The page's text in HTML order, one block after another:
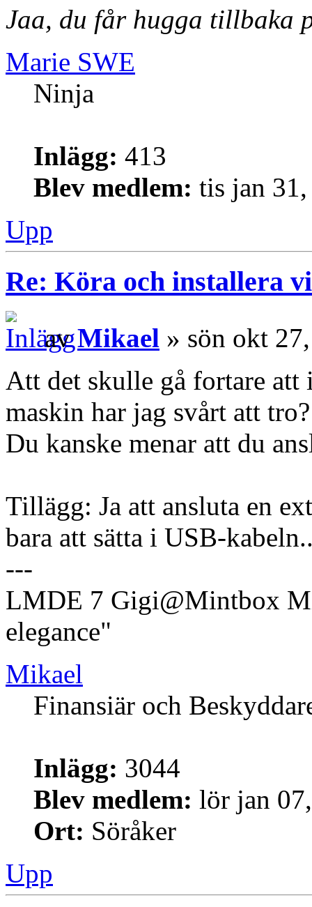
Jaa, du får hugga tillbaka
Marie SWE
Ninja
Inlägg: 413
Blev medlem: tis jan
Upp
Re: Köra och installera
avMikael » sön okt
Att det skulle gå fortare
maskin har jag svårt att tro?
Du kanske menar att du
Tillägg: Ja att ansluta en
bara att sätta i USB-
---
LMDE 7 Gigi@Mintbox
elegance"
Mikael
Finansiär och
Inlägg: 3044
Blev medlem: lör jan
Ort: Söråker
Upp